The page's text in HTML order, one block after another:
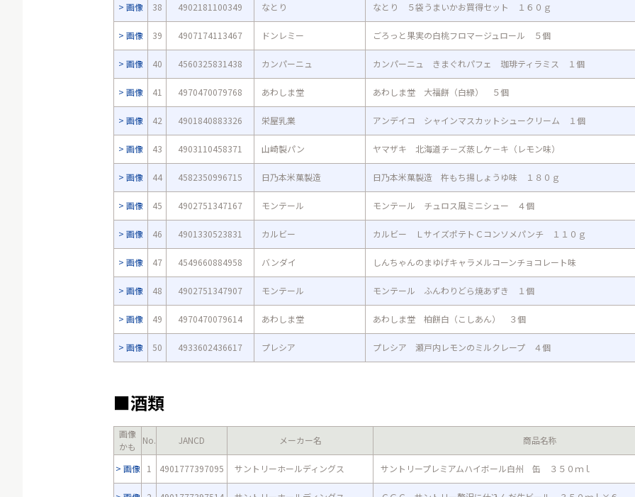
画像 38 4902181100349 なとり なとり ５袋うまいかお買得セット １６０ｇ
画像 39 4907174113467 ドンレミー ごろっと果実の白桃フロマージュロール ５個
画像 40 4560325831438 カンパーニュ カンパーニュ きまぐれパフェ 珈琲ティラミス １個
画像 41 4970470079768 あわしま堂 あわしま堂 大福餅（白緑） ５個
画像 42 4901840883326 栄屋乳業 アンデイコ シャインマスカットシュークリーム １個
画像 43 4903110458371 山崎製パン ヤマザキ 北海道チ－ズ蒸しケ－キ（レモン味）
画像 44 4582350996715 日乃本米菓製造 日乃本米菓製造 杵もち揚しょうゆ味 １８０ｇ
画像 45 4902751347167 モンテール モンテール チュロス風ミニシュー ４個
画像 46 4901330523831 カルビー カルビー ＬサイズポテトＣコンソメパンチ １１０ｇ
画像 47 4549660884958 バンダイ しんちゃんのまゆげキャラメルコーンチョコレート味
画像 48 4902751347907 モンテール モンテール ふんわりどら焼あずき １個
画像 49 4970470079614 あわしま堂 あわしま堂 柏餅白（こしあん） ３個
画像 50 4933602436617 プレシア プレシア 瀬戸内レモンのミルクレープ ４個
■酒類
画像
かも
No. JANCD メーカー名 商品名称
画像 1 4901777397095 サントリーホールディングス サントリープレミアムハイボール白州 缶 ３５０ｍｌ